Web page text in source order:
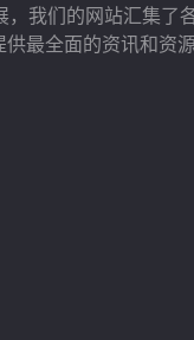
我们的网站汇集
最全面的资讯和资源